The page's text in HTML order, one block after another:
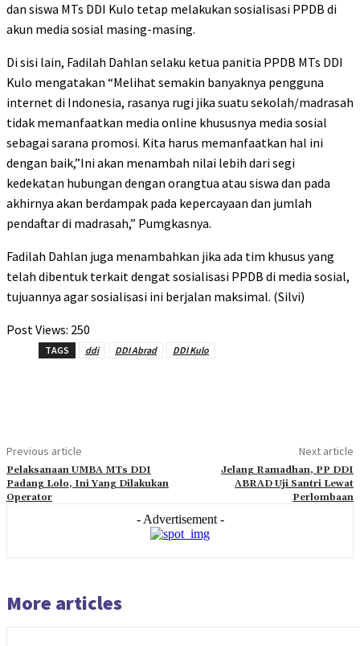
dan siswa MTs DDI Kulo tetap melakukan sosialisasi PPDB di
akun media sosial masing-masing.
Di sisi lain, Fadilah Dahlan selaku ketua panitia PPDB MTs DDI
Kulo mengatakan “Melihat semakin banyaknya pengguna
internet di Indonesia, rasanya rugi jika suatu sekolah/madrasah
tidak memanfaatkan media online khususnya media sosial
sebagai sarana promosi. Kita harus memanfaatkan hal ini
dengan baik,”Ini akan menambah nilai lebih dari segi
kedekatan hubungan dengan orangtua atau siswa dan pada
akhirnya akan berdampak pada kepercayaan dan jumlah
pendaftar di madrasah,” Pumgkasnya.
Fadilah Dahlan juga menambahkan jika ada tim khusus yang
telah dibentuk terkait dengat sosialisasi PPDB di media sosial,
tujuannya agar sosialisasi ini berjalan maksimal. (Silvi)
Post Views: 250
TAGS ddi DDI Abrad DDI Kulo
Previous article
Pelaksanaan UMBA MTs DDI
Padang Lolo, Ini Yang Dilakukan
Operator
Next article
Jelang Ramadhan, PP DDI
ABRAD Uji Santri Lewat
Perlombaan
- Advertisement -
More articles